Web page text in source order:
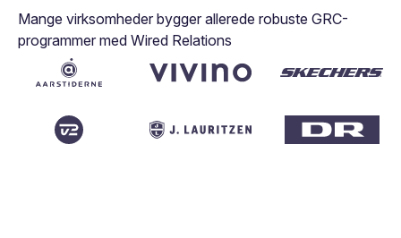
Mange virksomheder bygger allerede robuste GRC-
programmer med Wired Relations